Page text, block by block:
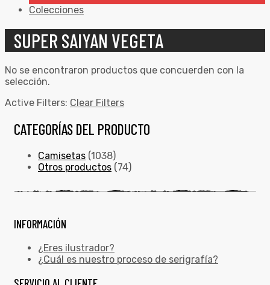
Colecciones
SUPER SAIYAN VEGETA
No se encontraron productos que concuerden con la
selección.
Active Filters: Clear Filters
CATEGORÍAS DEL PRODUCTO
Camisetas (1038)
Otros productos (74)
INFORMACIÓN
¿Eres ilustrador?
¿Cuál es nuestro proceso de serigrafía?